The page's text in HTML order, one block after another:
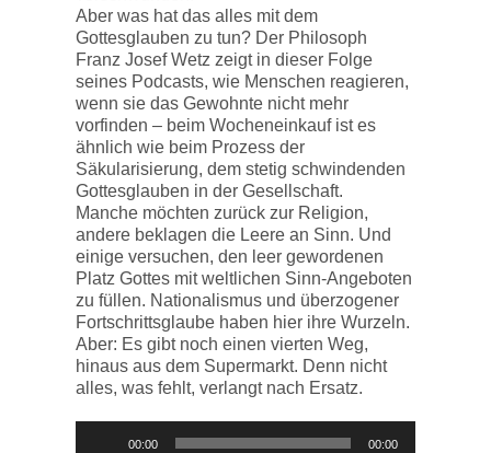
Aber was hat das alles mit dem
Gottesglauben zu tun? Der Philosoph
Franz Josef Wetz zeigt in dieser Folge
seines Podcasts, wie Menschen reagieren,
wenn sie das Gewohnte nicht mehr
vorfinden – beim Wocheneinkauf ist es
ähnlich wie beim Prozess der
Säkularisierung, dem stetig schwindenden
Gottesglauben in der Gesellschaft.
Manche möchten zurück zur Religion,
andere beklagen die Leere an Sinn. Und
einige versuchen, den leer gewordenen
Platz Gottes mit weltlichen Sinn-Angeboten
zu füllen. Nationalismus und überzogener
Fortschrittsglaube haben hier ihre Wurzeln.
Aber: Es gibt noch einen vierten Weg,
hinaus aus dem Supermarkt. Denn nicht
alles, was fehlt, verlangt nach Ersatz.
00:00 00:00